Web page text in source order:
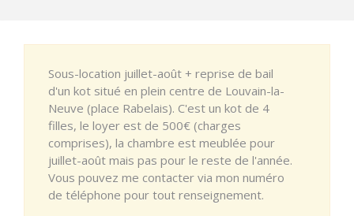
Sous-location juillet-août + reprise de bail
d'un kot situé en plein centre de Louvain-la-
Neuve (place Rabelais). C'est un kot de 4
filles, le loyer est de 500€ (charges
comprises), la chambre est meublée pour
juillet-août mais pas pour le reste de l'année.
Vous pouvez me contacter via mon numéro
de téléphone pour tout renseignement.